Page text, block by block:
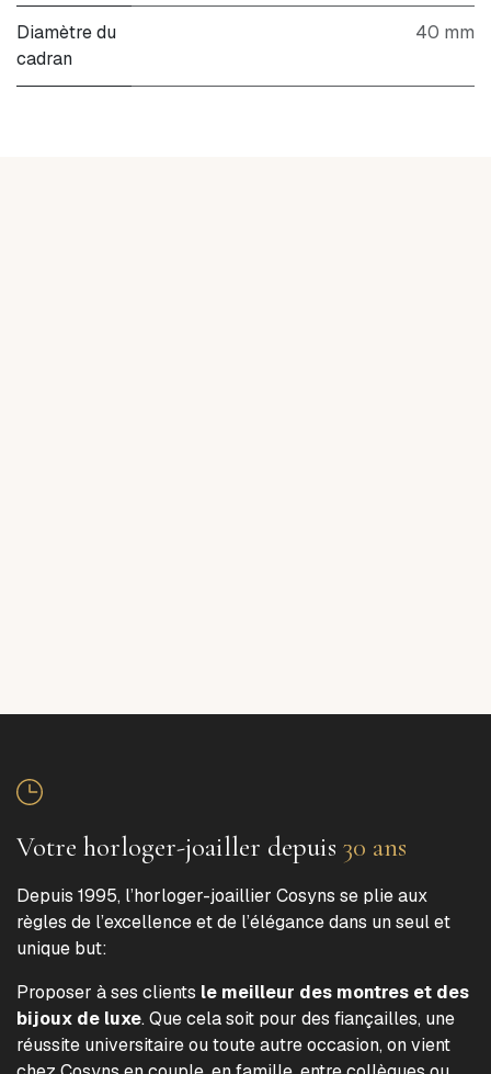
Diamètre du
cadran
40 mm
Votre horloger-joailler depuis 30 ans
Depuis 1995, l’horloger-joaillier Cosyns se plie aux
règles de l’excellence et de l’élégance dans un seul et
unique but:
Proposer à ses clients le meilleur des montres et des
bijoux de luxe. Que cela soit pour des fiançailles, une
réussite universitaire ou toute autre occasion, on vient